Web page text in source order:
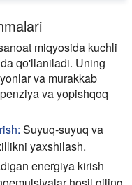
miqyosida kuchli
qo'llaniladi. Uning
va murakkab
va yopishqoq
Suyuq-suyuq va
yaxshilash.
energiya kirish